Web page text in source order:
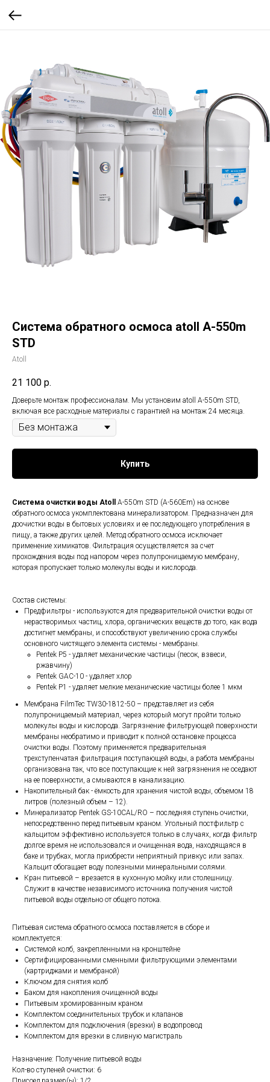
Система обратного осмоса atoll A-550m
STD
Atoll
21 100 р.
Доверьте монтаж профессионалам. Мы установим atoll A-550m STD,
включая все расходные материалы с гарантией на монтаж 24 месяца.
Купить
Система очистки воды Atoll
A-550m STD (A-560Em) на основе
обратного осмоса укомплектована минерализатором. Предназначен для
доочистки воды в бытовых условиях и ее последующего употребления в
пищу, а также других целей. Метод обратного осмоса исключает
применение химикатов. Фильтрация осуществляется за счет
прохождения воды под напором через полупроницаемую мембрану,
которая пропускает только молекулы воды и кислорода.
Состав системы:
Предфильтры - используются для предварительной очистки воды от
нерастворимых частиц, хлора, органических веществ до того, как вода
достигнет мембраны, и способствуют увеличению срока службы
основного чистящего элемента системы - мембраны.
Pentek P5 - удаляет механические частицы (песок, взвеси,
ржавчину)
Pentek GAC-10 - удаляет хлор
Pentek P1 - удаляет мелкие механические частицы более 1 мкм
Мембрана FilmTec TW30-1812-50 – представляет из себя
полупроницаемый материал, через который могут пройти только
молекулы воды и кислорода. Загрязнение фильтрующей поверхности
мембраны необратимо и приводит к полной остановке процесса
очистки воды. Поэтому применяется предварительная
трехступенчатая фильтрация поступающей воды, а работа мембраны
организована так, что все поступающие к ней загрязнения не оседают
на ее поверхности, а смываются в канализацию.
Накопительный бак - ёмкость для хранения чистой воды, объемом 18
литров (полезный объем – 12).
Минерализатор Pentek GS-10CAL/RO – последняя ступень очистки,
непосредственно перед питьевым краном. Угольный постфильтр с
кальцитом эффективно используется только в случаях, когда фильтр
долгое время не использовался и очищенная вода, находящаяся в
баке и трубках, могла приобрести неприятный привкус или запах.
Кальцит обогащает воду полезными минеральными солями.
Кран питьевой – врезается в кухонную мойку или столешницу.
Служит в качестве независимого источника получения чистой
питьевой воды отдельно от общего потока.
Питьевая система обратного осмоса поставляется в сборе и
комплектуется:
Системой колб, закрепленными на кронштейне
Сертифицированными сменными фильтрующими элементами
(картриджами и мембраной)
Ключом для снятия колб
Баком для накопления очищенной воды
Питьевым хромированным краном
Комплектом соединительных трубок и клапанов
Комплектом для подключения (врезки) в водопровод
Комплектом для врезки в сливную магистраль
Назначение: Получение питьевой воды
Кол-во ступеней очистки: 6